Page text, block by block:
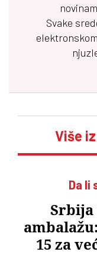
Svake
Više
Da li
Srbija
15 za